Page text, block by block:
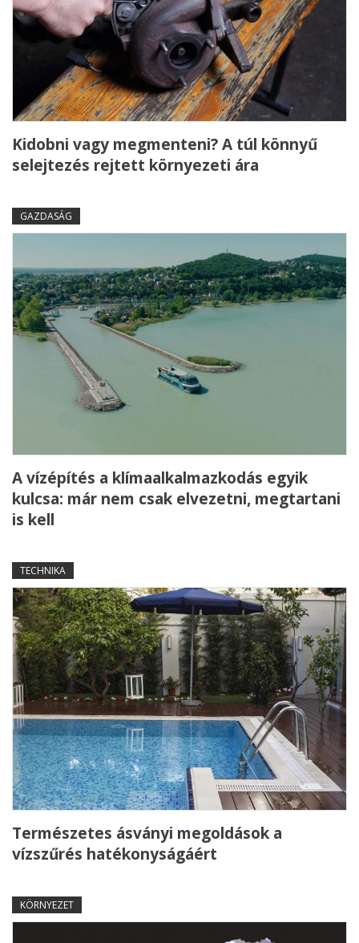
Kidobni vagy megmenteni? A túl könnyű
selejtezés rejtett környezeti ára
GAZDASÁG
A vízépítés a klímaalkalmazkodás egyik
kulcsa: már nem csak elvezetni, megtartani
is kell
TECHNIKA
Természetes ásványi megoldások a
vízszűrés hatékonyságáért
KÖRNYEZET